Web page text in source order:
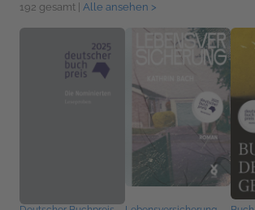
192 gesamt | Alle ansehen >